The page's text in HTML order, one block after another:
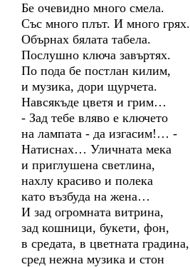
Бе очевидно много смела.
Със много плът. И много грях.
Обърнах бялата табела.
Послушно ключа завъртях.
По пода бе постлан килим,
и музика, дори щурчета.
Навсякъде цветя и грим…
- Зад тебе вляво е ключето
на лампата - да изгасим!… -
Натиснах… Уличната мека
и приглушена светлина,
нахлу красиво и полека
като възбуда на жена…
И зад огромната витрина,
зад кошници, букети, фон,
в средата, в цветната градина,
сред нежна музика и стон